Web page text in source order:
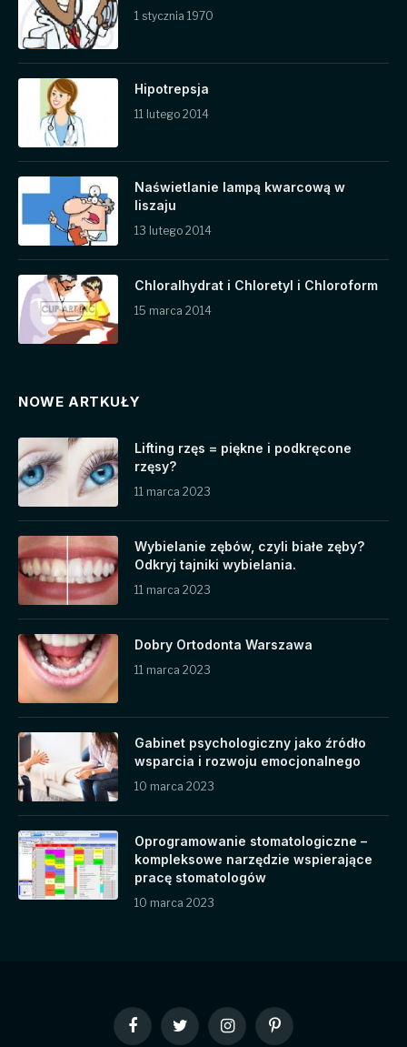
1 stycznia 1970
Hipotrepsja
11 lutego 2014
Naświetlanie lampą kwarcową w
liszaju
13 lutego 2014
Chloralhydrat i Chloretyl i Chloroform
15 marca 2014
NOWE ARTKUŁY
Lifting rzęs = piękne i podkręcone
rzęsy?
11 marca 2023
Wybielanie zębów, czyli białe zęby?
Odkryj tajniki wybielania.
11 marca 2023
Dobry Ortodonta Warszawa
11 marca 2023
Gabinet psychologiczny jako źródło
wsparcia i rozwoju emocjonalnego
10 marca 2023
Oprogramowanie stomatologiczne –
kompleksowe narzędzie wspierające
pracę stomatologów
10 marca 2023
FacebookTwitter InstagramPinterest